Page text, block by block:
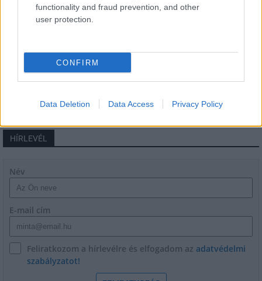
functionality and fraud prevention, and other
user protection.
CONFIRM
Data Deletion Data Access Privacy Policy
Hódmezővásárhely jó hírű református
iskoláját
HÍRLEVÉL
Név
E-mail cím
Feliratkozom a hírlevélre és elfogadom az adatvédelmi
szabályzatot!